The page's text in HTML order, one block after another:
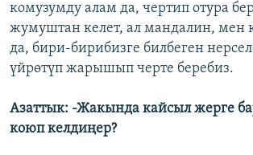
комузумду алам да, чертип отура
жумуштан келет, ал мандалин, мен
да, бири-бирибизге билбеген
үйрөтүп жарышып черте беребиз.
Азаттык: -Жакында кайсыл жерге
коюп келдиңер?